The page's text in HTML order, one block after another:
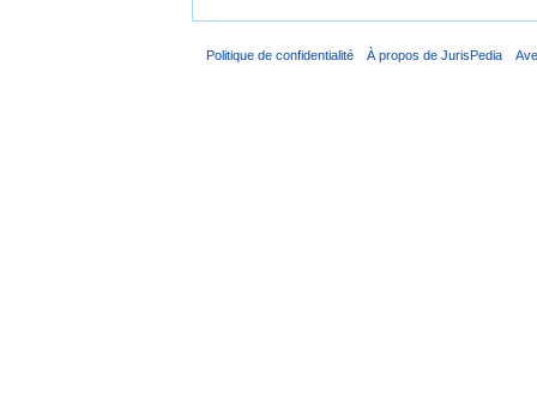
Politique de confidentialité À propos de JurisPedia